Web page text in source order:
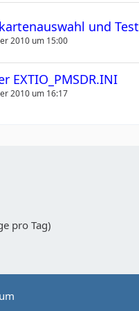
und Test
2010 um 15:00
EXTIO_PMSDR.INI
2010 um 16:17
pro Tag)